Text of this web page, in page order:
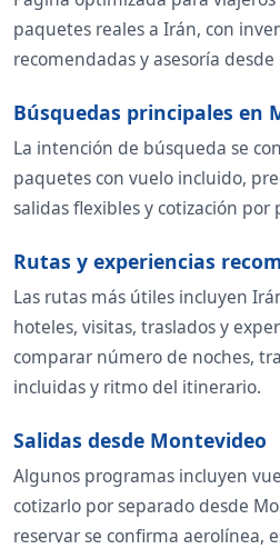
paquetes reales a Irán, con
recomendadas y asesoría
Búsquedas principales en
La intención de búsqueda se
paquetes con vuelo incluido,
salidas flexibles y cotización por
Rutas y experiencias
Las rutas más útiles incluyen
hoteles, visitas, traslados y
comparar número de noches,
incluidas y ritmo del itinerario.
Salidas desde Montevideo
Algunos programas incluyen
cotizarlo por separado desde
reservar se confirma aerolínea,